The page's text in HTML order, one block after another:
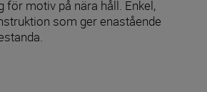
för motiv på nära håll. Enkel,
som ger enastående